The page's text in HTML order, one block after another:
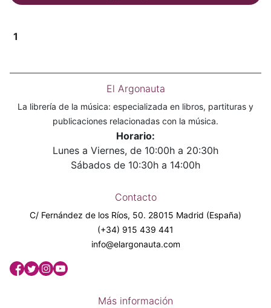
1
El Argonauta
La librería de la música: especializada en libros, partituras y
publicaciones relacionadas con la música.
Horario:
Lunes a Viernes, de 10:00h a 20:30h
Sábados de 10:30h a 14:00h
Contacto
C/ Fernández de los Ríos, 50. 28015 Madrid (España)
(+34) 915 439 441
info@elargonauta.com
Más información